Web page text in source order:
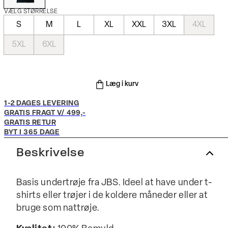
VÆLG STØRRELSE
S M L XL XXL 3XL 4XL
5XL 6XL
Læg i kurv
1-2 DAGES LEVERING
GRATIS FRAGT V/ 499,-
GRATIS RETUR
BYT I 365 DAGE
Beskrivelse
Basis undertrøje fra JBS. Ideel at have under t-
shirts eller trøjer i de koldere måneder eller at
bruge som nattrøje.